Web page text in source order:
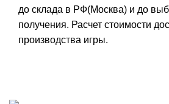
до склада в РФ(Москва) и до
получения. Расчет стоимости
производства игры.